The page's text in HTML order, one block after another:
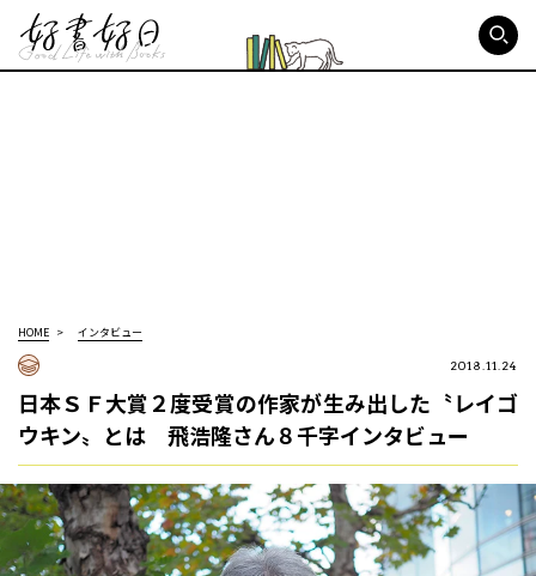
HOME インタビュー
2018.11.24
日本ＳＦ大賞２度受賞の作家が生み出した〝レイゴ
ウキン〟とは 飛浩隆さん８千字インタビュー